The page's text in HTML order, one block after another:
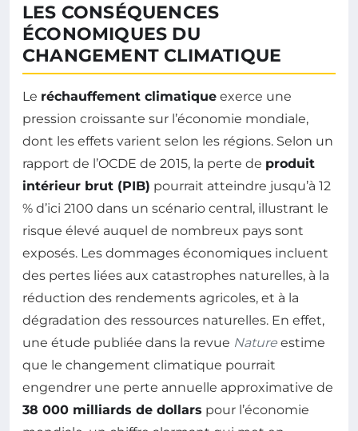
LES CONSÉQUENCES
ÉCONOMIQUES DU
CHANGEMENT CLIMATIQUE
Le réchauffement climatique exerce une
pression croissante sur l’économie mondiale,
dont les effets varient selon les régions. Selon un
rapport de l’OCDE de 2015, la perte de produit
intérieur brut (PIB) pourrait atteindre jusqu’à 12
% d’ici 2100 dans un scénario central, illustrant le
risque élevé auquel de nombreux pays sont
exposés. Les dommages économiques incluent
des pertes liées aux catastrophes naturelles, à la
réduction des rendements agricoles, et à la
dégradation des ressources naturelles. En effet,
une étude publiée dans la revue Nature estime
que le changement climatique pourrait
engendrer une perte annuelle approximative de
38 000 milliards de dollars pour l’économie